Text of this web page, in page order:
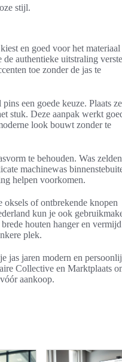
stijl.
en goed voor het
authentieke uitstraling
toe zonder de jas te
een goede keuze. Plaats ze
stuk. Deze aanpak werkt
look bouwt zonder te
te behouden. Was
machinewas
helpen voorkomen.
oksels of ontbrekende knopen
kun je ook
houten hanger en
plek.
jas jaren modern en
Collective en Marktplaats
aankoop.